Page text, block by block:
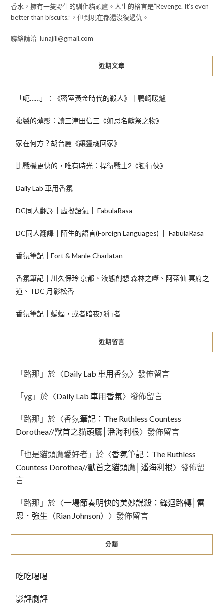
香水，擁有一隻野生的馴化貓頭鷹。人生的格言是”Revenge. It’s even
better than biscuits.”，但到現在都還沒復過仇。
聯絡請洽 lunajill@gmail.com
近期文章
「呃……」：《密室黃金時代的殺人》｜鴨崎暖爐
複製的薄影：讀三津田信三《如忌名獻祭之物》
家在何方？胡台麗《讓靈魂回家》
比戰機更快的，唯有時光：捍衛戰士2《獨行俠》
Daily Lab 車用香氛
DC同人翻譯┃虛擬語氣┃ FabulaRasa
DC同人翻譯┃陌生的語言(Foreign Languages) ┃ FabulaRasa
香氛筆記┃Fort & Manle Charlatan
香氛筆記┃川久保玲 京都、液態創想 森林之噬、阿蒂仙 冥府之
道、TDC 月影松香
香氛筆記┃蝙蝠，或者暗夜飛行者
近期留言
「路那 」於〈Daily Lab 車用香氛〉發佈留言
「yg」於〈Daily Lab 車用香氛〉發佈留言
「路那 」於〈香氛筆記：The Ruthless Countess
Dorothea//獸首之貓頭鷹│潘海利根〉發佈留言
「也是貓頭鷹愛好者」於〈香氛筆記：The Ruthless
Countess Dorothea//獸首之貓頭鷹│潘海利根〉發佈留
言
「路那 」於〈一場節奏明快的美妙謀殺：鋒迴路轉│雷
恩．強生（Rian Johnson） 〉發佈留言
分類
吃吃喝喝
影評劇評